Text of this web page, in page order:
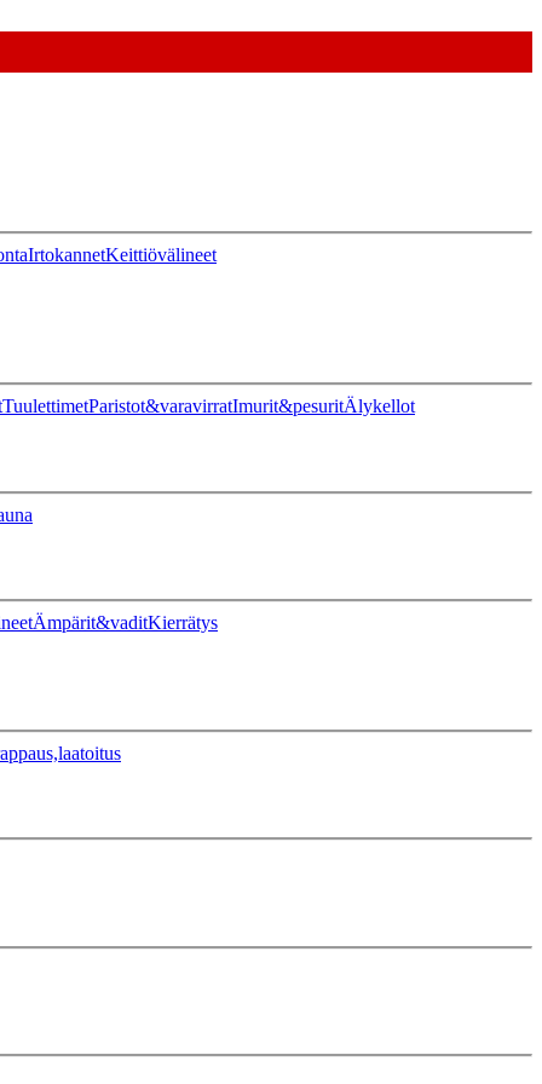
IrtokannetKeittiövälineet
TuulettimetParistot&varavirratImurit&pesuritÄlykellot
Ämpärit&vaditKierrätys